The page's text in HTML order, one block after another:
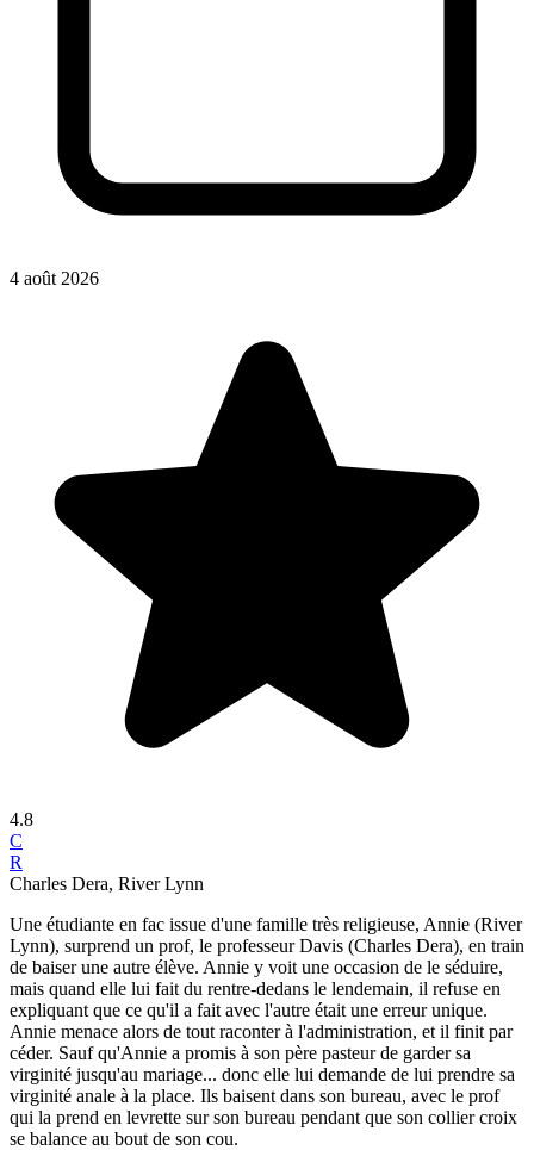
4 août 2026
4.8
C
R
Charles Dera, River Lynn
Une étudiante en fac issue d'une famille très religieuse, Annie (River
Lynn), surprend un prof, le professeur Davis (Charles Dera), en train
de baiser une autre élève. Annie y voit une occasion de le séduire,
mais quand elle lui fait du rentre-dedans le lendemain, il refuse en
expliquant que ce qu'il a fait avec l'autre était une erreur unique.
Annie menace alors de tout raconter à l'administration, et il finit par
céder. Sauf qu'Annie a promis à son père pasteur de garder sa
virginité jusqu'au mariage... donc elle lui demande de lui prendre sa
virginité anale à la place. Ils baisent dans son bureau, avec le prof
qui la prend en levrette sur son bureau pendant que son collier croix
se balance au bout de son cou.